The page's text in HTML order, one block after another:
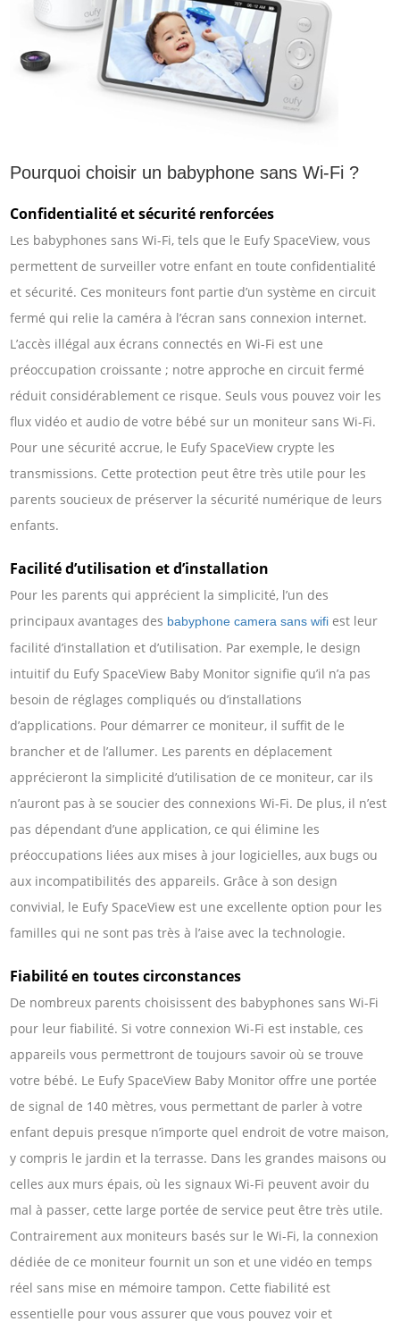
Pourquoi choisir un babyphone sans Wi-Fi ?
Confidentialité et sécurité renforcées
Les babyphones sans Wi-Fi, tels que le Eufy SpaceView, vous
permettent de surveiller votre enfant en toute confidentialité
et sécurité. Ces moniteurs font partie d’un système en circuit
fermé qui relie la caméra à l’écran sans connexion internet.
L’accès illégal aux écrans connectés en Wi-Fi est une
préoccupation croissante ; notre approche en circuit fermé
réduit considérablement ce risque. Seuls vous pouvez voir les
flux vidéo et audio de votre bébé sur un moniteur sans Wi-Fi.
Pour une sécurité accrue, le Eufy SpaceView crypte les
transmissions. Cette protection peut être très utile pour les
parents soucieux de préserver la sécurité numérique de leurs
enfants.
Facilité d’utilisation et d’installation
Pour les parents qui apprécient la simplicité, l’un des
principaux avantages des babyphone camera sans wifi est leur
facilité d’installation et d’utilisation. Par exemple, le design
intuitif du Eufy SpaceView Baby Monitor signifie qu’il n’a pas
besoin de réglages compliqués ou d’installations
d’applications. Pour démarrer ce moniteur, il suffit de le
brancher et de l’allumer. Les parents en déplacement
apprécieront la simplicité d’utilisation de ce moniteur, car ils
n’auront pas à se soucier des connexions Wi-Fi. De plus, il n’est
pas dépendant d’une application, ce qui élimine les
préoccupations liées aux mises à jour logicielles, aux bugs ou
aux incompatibilités des appareils. Grâce à son design
convivial, le Eufy SpaceView est une excellente option pour les
familles qui ne sont pas très à l’aise avec la technologie.
Fiabilité en toutes circonstances
De nombreux parents choisissent des babyphones sans Wi-Fi
pour leur fiabilité. Si votre connexion Wi-Fi est instable, ces
appareils vous permettront de toujours savoir où se trouve
votre bébé. Le Eufy SpaceView Baby Monitor offre une portée
de signal de 140 mètres, vous permettant de parler à votre
enfant depuis presque n’importe quel endroit de votre maison,
y compris le jardin et la terrasse. Dans les grandes maisons ou
celles aux murs épais, où les signaux Wi-Fi peuvent avoir du
mal à passer, cette large portée de service peut être très utile.
Contrairement aux moniteurs basés sur le Wi-Fi, la connexion
dédiée de ce moniteur fournit un son et une vidéo en temps
réel sans mise en mémoire tampon. Cette fiabilité est
essentielle pour vous assurer que vous pouvez voir et